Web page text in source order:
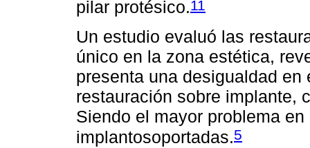
pilar protésico.11
Un estudio evaluó las
único en la zona estética,
presenta una desigualdad
restauración sobre implante,
Siendo el mayor problema
implantosoportadas.5